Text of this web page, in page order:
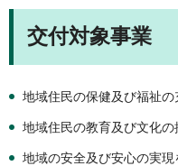
交付対象事業
地域住民の保健及び福祉
地域住民の教育及び文化
地域の安全及び安心の実